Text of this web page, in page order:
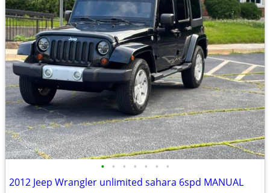
• • • • • • •
2012 Jeep Wrangler unlimited sahara 6spd MANUAL